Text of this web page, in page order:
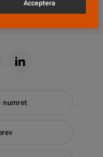
startsida
numret
Acceptera